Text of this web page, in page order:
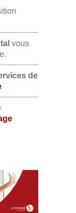
vous
de